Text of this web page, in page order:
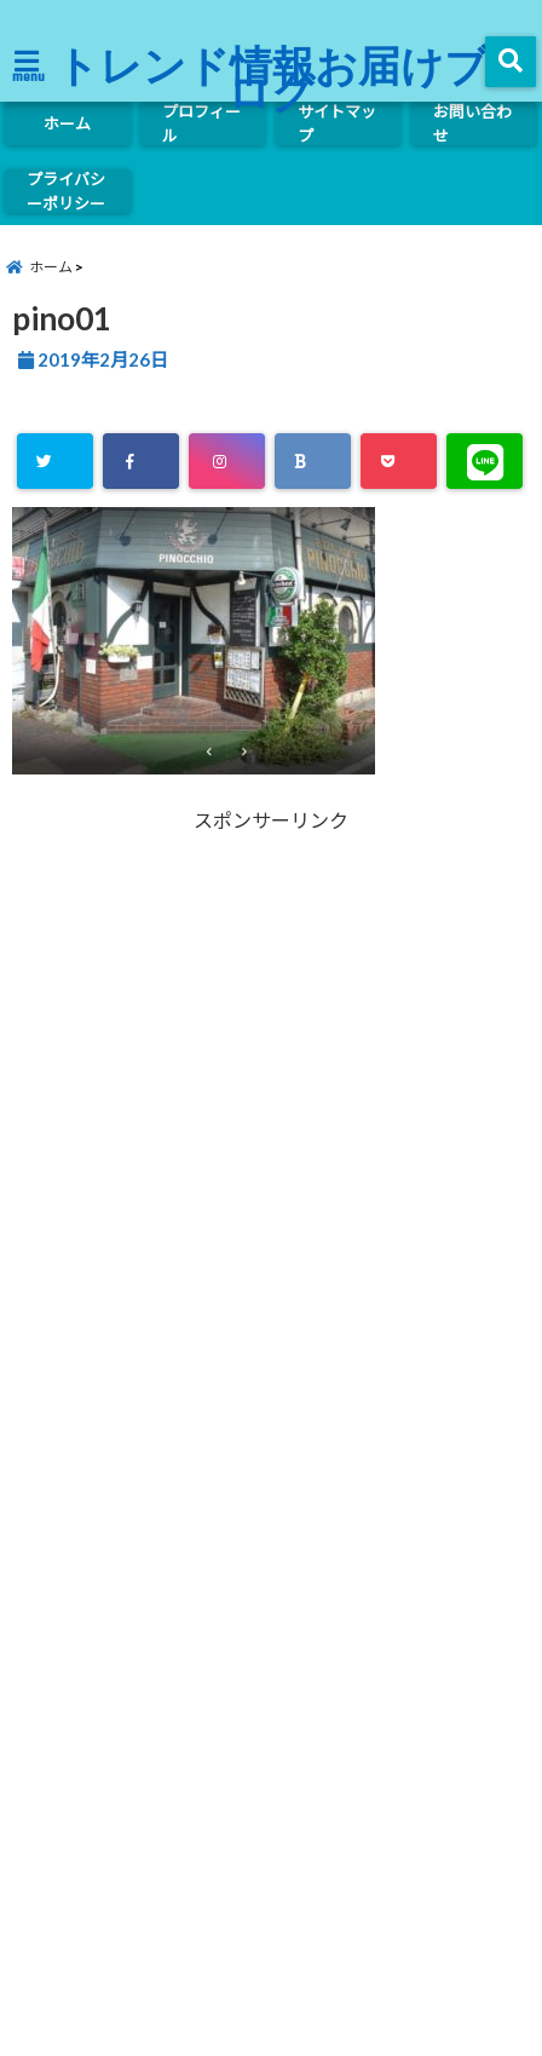
menu トレンド情報お届けブ
ログ
ホーム
プロフィー
ル
サイトマッ
プ
お問い合わ
せ
プライバシ
ーポリシー
ホーム
pino01
2019年2月26日
スポンサーリンク